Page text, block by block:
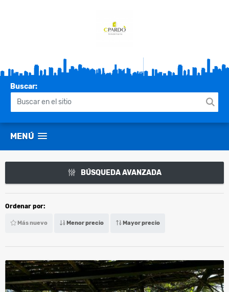
Buscar:
MENÚ
BÚSQUEDA AVANZADA
Ordenar por:
Más nuevo Menor precio Mayor precio